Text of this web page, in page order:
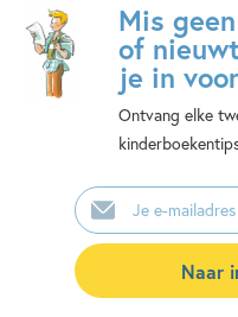
Mis
of
je in
Ontvang elke
E-
mailadres
Naar